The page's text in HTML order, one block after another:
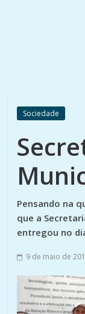
Sociedade
Pensando na
que a
entregou no
9 de maio de